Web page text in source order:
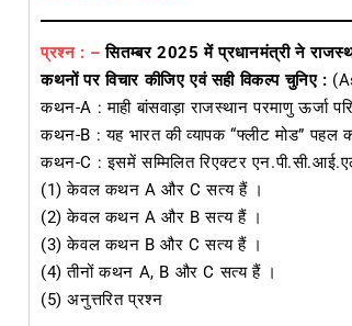
प्रश्न : – सितम्बर 2025 में प्रधानमंत्री ने
कथनों पर विचार कीजिए एवं सही विकल्प चुनिए :
कथन-A : माही बांसवाड़ा राजस्थान परमाणु ऊर्जा
कथन-B : यह भारत की व्यापक “फ्लीट मोड” पहल
कथन-C : इसमें सम्मिलित रिएक्टर
(1) केवल कथन A और C सत्य हैं ।
(2) केवल कथन A और B सत्य हैं ।
(3) केवल कथन B और C सत्य हैं ।
(4) तीनों कथन A, B और C सत्य हैं ।
(5) अनुत्तरित प्रश्न